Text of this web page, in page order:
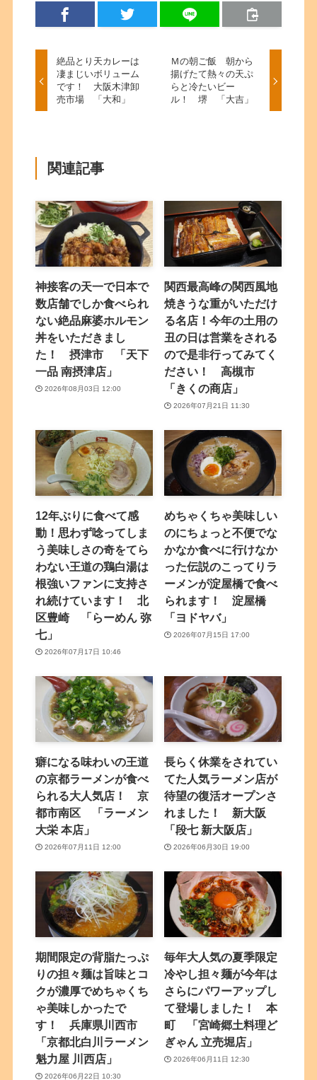
絶品とり天カレーは
凄まじいボリューム
です！ 大阪木津卸
売市場 「大和」
Ｍの朝ご飯 朝から
揚げたて熱々の天ぷ
らと冷たいビー
ル！ 堺 「大吉」
関連記事
神接客の天一で日本で
数店舗でしか食べられ
ない絶品麻婆ホルモン
丼をいただきまし
た！ 摂津市 「天下
一品 南摂津店」
2026年08月03日 12:00
関西最高峰の関西風地
焼きうな重がいただけ
る名店！今年の土用の
丑の日は営業をされる
ので是非行ってみてく
ださい！ 高槻市
「きくの商店」
2026年07月21日 11:30
12年ぶりに食べて感
動！思わず唸ってしま
う美味しさの奇をてら
わない王道の鶏白湯は
根強いファンに支持さ
れ続けています！ 北
区豊崎 「らーめん 弥
七」
2026年07月17日 10:46
めちゃくちゃ美味しい
のにちょっと不便でな
かなか食べに行けなか
った伝説のこってりラ
ーメンが淀屋橋で食べ
られます！ 淀屋橋
「ヨドヤバ」
2026年07月15日 17:00
癖になる味わいの王道
の京都ラーメンが食べ
られる大人気店！ 京
都市南区 「ラーメン
大栄 本店」
2026年07月11日 12:00
長らく休業をされてい
てた人気ラーメン店が
待望の復活オープンさ
れました！ 新大阪
「段七 新大阪店」
2026年06月30日 19:00
期間限定の背脂たっぷ
りの担々麺は旨味とコ
クが濃厚でめちゃくち
ゃ美味しかったで
す！ 兵庫県川西市
「京都北白川ラーメン
魁力屋 川西店」
2026年06月22日 10:30
毎年大人気の夏季限定
冷やし担々麺が今年は
さらにパワーアップし
て登場しました！ 本
町 「宮崎郷土料理ど
ぎゃん 立売堀店」
2026年06月11日 12:30